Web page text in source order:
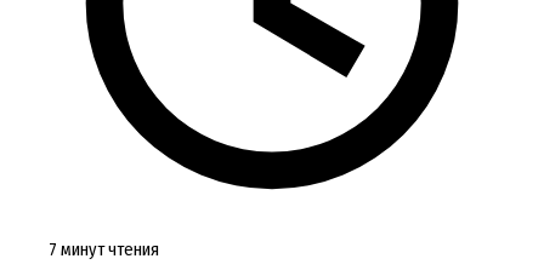
7 минут чтения